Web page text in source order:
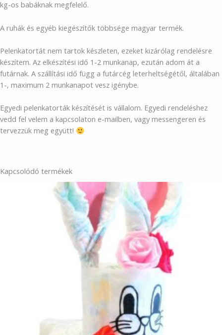
kg-os babáknak megfelelő.
A ruhák és egyéb kiegészítők többsége magyar termék.
Pelenkatortát nem tartok készleten, ezeket kizárólag rendelésre
készítem. Az elkészítési idő 1-2 munkanap, ezután adom át a
futárnak. A szállítási idő függ a futárcég leterheltségétől, általában
1-, maximum 2 munkanapot vesz igénybe.
Egyedi pelenkatorták készítését is vállalom. Egyedi rendeléshez
vedd fel velem a kapcsolaton e-mailben, vagy messengeren és
tervezzük meg együtt!
Kapcsolódó termékek